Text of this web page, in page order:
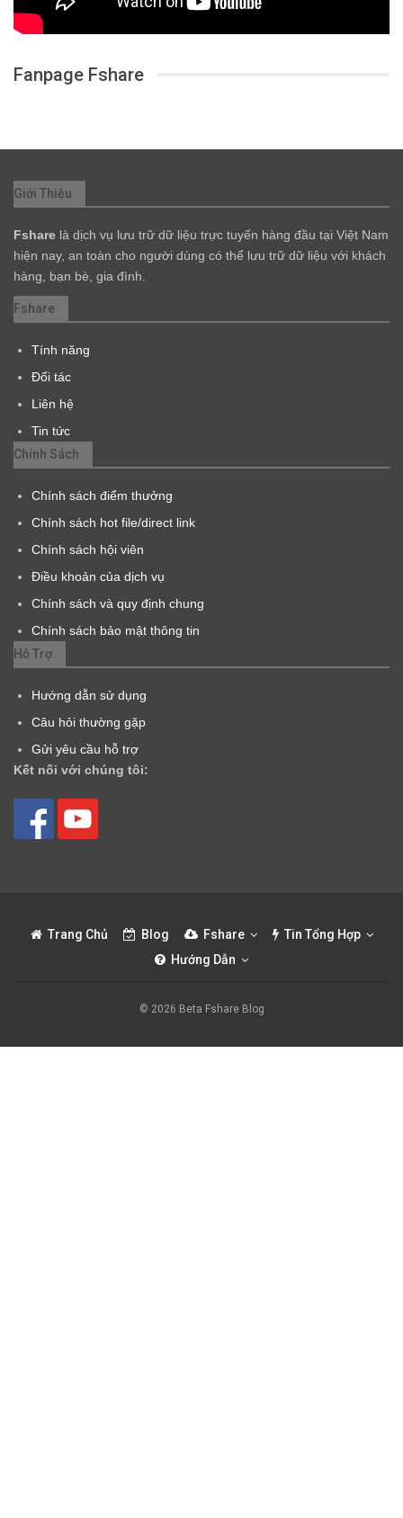
Fanpage Fshare
Giới Thiệu
Fshare là dịch vụ lưu trữ dữ liệu trực tuyến hàng đầu tại Việt Nam
hiện nay, an toàn cho người dùng có thể lưu trữ dữ liệu với khách
hàng, bạn bè, gia đình.
Fshare
Tính năng
Đối tác
Liên hệ
Tin tức
Chính Sách
Chính sách điểm thưởng
Chính sách hot file/direct link
Chính sách hội viên
Điều khoản của dịch vụ
Chính sách và quy định chung
Chính sách bảo mật thông tin
Hỗ Trợ
Hướng dẫn sử dụng
Câu hỏi thường gặp
Gửi yêu cầu hỗ trợ
Kết nối với chúng tôi:
Trang Chủ Blog Fshare
Tin Tổng Hợp
Hướng Dẫn
© 2026 Beta Fshare Blog